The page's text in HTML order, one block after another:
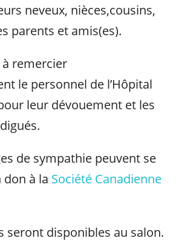
neveux, nièces,cousins,
parents et amis(es).
remercier
le personnel de l’Hôpital
leur dévouement et les
de sympathie peuvent se
à la Société Canadienne
seront disponibles au salon.